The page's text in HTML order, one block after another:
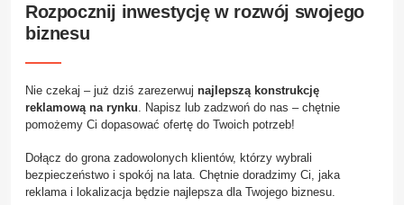
Rozpocznij inwestycję w rozwój swojego
biznesu
Nie czekaj – już dziś zarezerwuj najlepszą konstrukcję
reklamową na rynku . Napisz lub zadzwoń do nas – chętnie
pomożemy Ci dopasować ofertę do Twoich potrzeb!
Dołącz do grona zadowolonych klientów, którzy wybrali
bezpieczeństwo i spokój na lata. Chętnie doradzimy Ci, jaka
reklama i lokalizacja będzie najlepsza dla Twojego biznesu.